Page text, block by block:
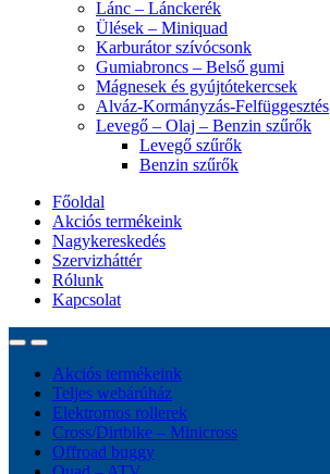
Lánc – Lánckerék
Ülések – Miniquad
Karburátor szívócsonk
Gumiabroncs – Belső gumi
Mágnesek és gyújtótekercsek
Alváz-Kormányzás-Felfüggesztés
Levegő – Olaj – Benzin szűrők
Levegő szűrők
Benzin szűrők
Főoldal
Akciós termékeink
Nagykereskedés
Szervizháttér
Rólunk
Kapcsolat
Akciós termékeink
Teljes webárúház
Elektromos rollerek
Cross/Dirtbike – Minicross
Offroad buggy